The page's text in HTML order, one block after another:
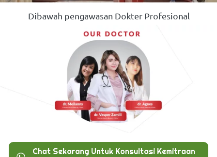
Dibawah pengawasan Dokter Profesional
Chat Sekarang Untuk Konsultasi Kemitraan